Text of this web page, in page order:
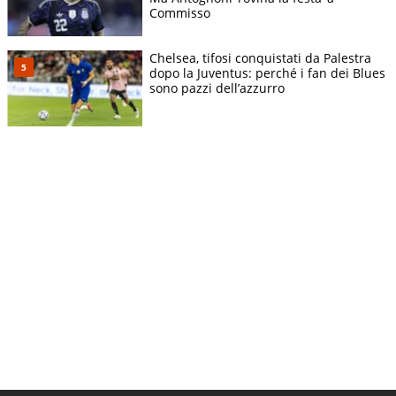
Commisso
Chelsea, tifosi conquistati da Palestra
dopo la Juventus: perché i fan dei Blues
sono pazzi dell’azzurro